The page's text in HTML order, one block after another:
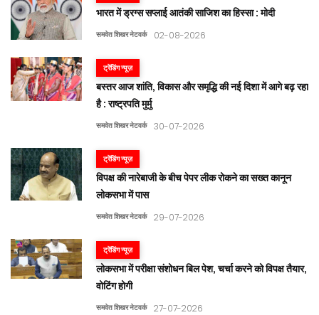
भारत में ड्रग्स सप्लाई आतंकी साजिश का हिस्सा : मोदी
समवेत शिखर नेटवर्क 02-08-2026
ट्रेंडिंग न्यूज़
बस्तर आज शांति, विकास और समृद्धि की नई दिशा में आगे बढ़ रहा
है : राष्ट्रपति मुर्मु
समवेत शिखर नेटवर्क 30-07-2026
ट्रेंडिंग न्यूज़
विपक्ष की नारेबाजी के बीच पेपर लीक रोकने का सख्त कानून
लोकसभा में पास
समवेत शिखर नेटवर्क 29-07-2026
ट्रेंडिंग न्यूज़
लोकसभा में परीक्षा संशोधन बिल पेश, चर्चा करने को विपक्ष तैयार,
वोटिंग होगी
समवेत शिखर नेटवर्क 27-07-2026